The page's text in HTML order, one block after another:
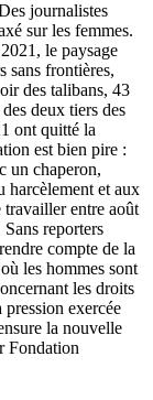
journalistes
sur les femmes.
le paysage
sans frontières,
des talibans, 43
deux tiers des
ont quitté la
est bien pire :
un chaperon,
harcèlement et aux
travailler entre août
reporters
compte de la
les hommes sont
les droits
exercée
la nouvelle
Fondation